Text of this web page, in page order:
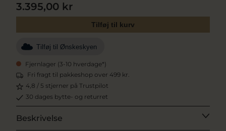
3.395,00 kr
Tilføj til kurv
Tilføj til Ønskeskyen
Fjernlager (3-10 hverdage*)
Fri fragt til pakkeshop over 499 kr.
4,8 / 5 stjerner på Trustpilot
30 dages bytte- og returret
Beskrivelse